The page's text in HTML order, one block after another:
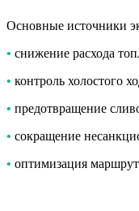
Основные источники
• снижение расхода
• контроль холостого
• предотвращение
• сокращение
• оптимизация